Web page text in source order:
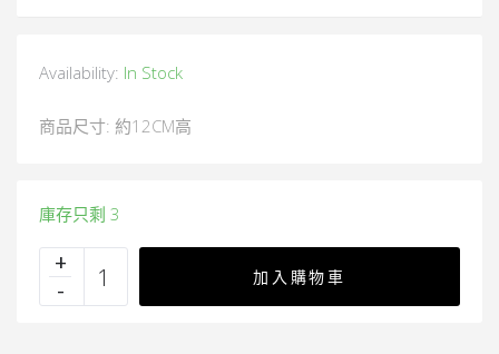
Availability: In Stock
商品尺寸: ​約12CM高
庫存只剩 3
加入購物車